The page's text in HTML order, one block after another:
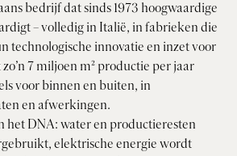
bedrijf dat sinds 1973 hoogwaardige
– volledig in Italië, in fabrieken die
technologische innovatie en inzet voor
7 miljoen m² productie per jaar
voor binnen en buiten, in
en afwerkingen.
het DNA: water en productieresten
elektrische energie wordt